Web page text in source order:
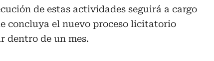
de estas actividades seguirá a cargo
concluya el nuevo proceso licitatorio
dentro de un mes.